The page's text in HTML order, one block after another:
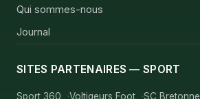
Qui sommes-nous
Journal
SITES PARTENAIRES — SPORT
Sport 360 Voltigeurs Foot SC Bretonne